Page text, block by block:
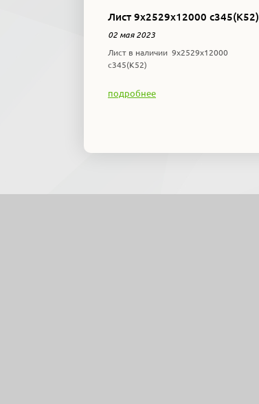
Лист 9х2529х12000 с345(К52)
02 мая 2023
Лист в наличии 9х2529х12000
с345(К52)
подробнее